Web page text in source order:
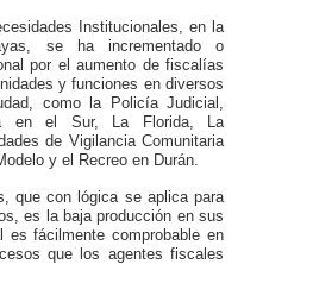
Institucionales, en la
se ha incrementado o
por el aumento de fiscalías
y funciones en diversos
como la Policía Judicial,
en el Sur, La Florida, La
de Vigilancia Comunitaria
y el Recreo en Durán.
que con lógica se aplica para
es la baja producción en sus
es fácilmente comprobable en
que los agentes fiscales